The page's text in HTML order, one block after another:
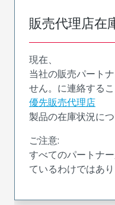
販売代理店在
現在、
当社の販売パート
せん。に連絡する
優先販売代理店
製品の在庫状況に
ご注意:
すべてのパートナ
ているわけではあり